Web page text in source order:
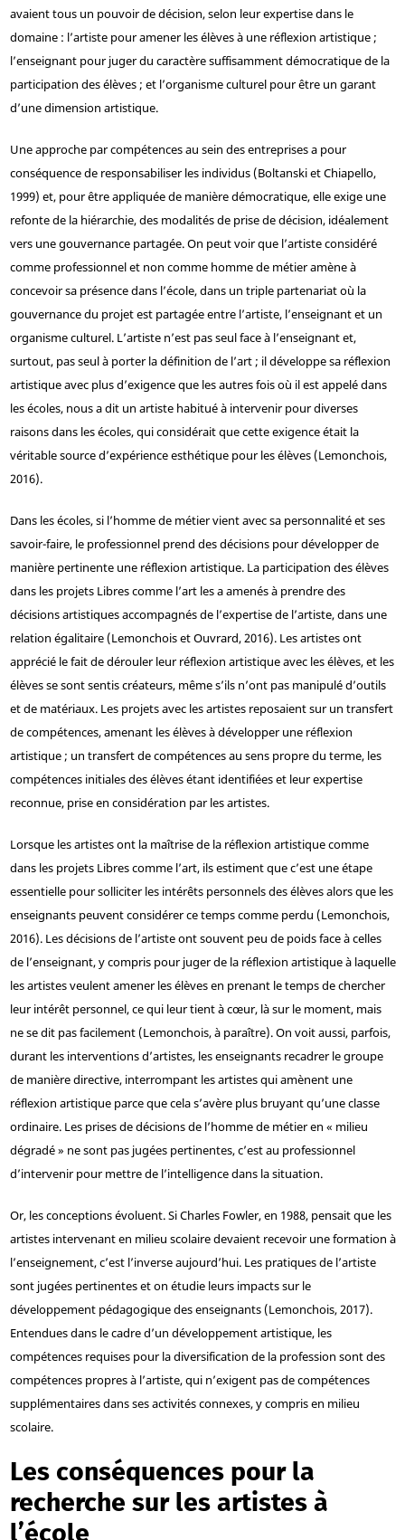
avaient tous un pouvoir de décision, selon leur expertise dans le
domaine : l’artiste pour amener les élèves à une réflexion artistique ;
l’enseignant pour juger du caractère suffisamment démocratique de la
participation des élèves ; et l’organisme culturel pour être un garant
d’une dimension artistique.
Une approche par compétences au sein des entreprises a pour
conséquence de responsabiliser les individus (Boltanski et Chiapello,
1999) et, pour être appliquée de manière démocratique, elle exige une
refonte de la hiérarchie, des modalités de prise de décision, idéalement
vers une gouvernance partagée. On peut voir que l’artiste considéré
comme professionnel et non comme homme de métier amène à
concevoir sa présence dans l’école, dans un triple partenariat où la
gouvernance du projet est partagée entre l’artiste, l’enseignant et un
organisme culturel. L’artiste n’est pas seul face à l’enseignant et,
surtout, pas seul à porter la définition de l’art ; il développe sa réflexion
artistique avec plus d’exigence que les autres fois où il est appelé dans
les écoles, nous a dit un artiste habitué à intervenir pour diverses
raisons dans les écoles, qui considérait que cette exigence était la
véritable source d’expérience esthétique pour les élèves (Lemonchois,
2016).
Dans les écoles, si l’homme de métier vient avec sa personnalité et ses
savoir-faire, le professionnel prend des décisions pour développer de
manière pertinente une réflexion artistique. La participation des élèves
dans les projets Libres comme l’art les a amenés à prendre des
décisions artistiques accompagnés de l’expertise de l’artiste, dans une
relation égalitaire (Lemonchois et Ouvrard, 2016). Les artistes ont
apprécié le fait de dérouler leur réflexion artistique avec les élèves, et les
élèves se sont sentis créateurs, même s’ils n’ont pas manipulé d’outils
et de matériaux. Les projets avec les artistes reposaient sur un transfert
de compétences, amenant les élèves à développer une réflexion
artistique ; un transfert de compétences au sens propre du terme, les
compétences initiales des élèves étant identifiées et leur expertise
reconnue, prise en considération par les artistes.
Lorsque les artistes ont la maîtrise de la réflexion artistique comme
dans les projets Libres comme l’art, ils estiment que c’est une étape
essentielle pour solliciter les intérêts personnels des élèves alors que les
enseignants peuvent considérer ce temps comme perdu (Lemonchois,
2016). Les décisions de l’artiste ont souvent peu de poids face à celles
de l’enseignant, y compris pour juger de la réflexion artistique à laquelle
les artistes veulent amener les élèves en prenant le temps de chercher
leur intérêt personnel, ce qui leur tient à cœur, là sur le moment, mais
ne se dit pas facilement (Lemonchois, à paraître). On voit aussi, parfois,
durant les interventions d’artistes, les enseignants recadrer le groupe
de manière directive, interrompant les artistes qui amènent une
réflexion artistique parce que cela s’avère plus bruyant qu’une classe
ordinaire. Les prises de décisions de l’homme de métier en « milieu
dégradé » ne sont pas jugées pertinentes, c’est au professionnel
d’intervenir pour mettre de l’intelligence dans la situation.
Or, les conceptions évoluent. Si Charles Fowler, en 1988, pensait que les
artistes intervenant en milieu scolaire devaient recevoir une formation à
l’enseignement, c’est l’inverse aujourd’hui. Les pratiques de l’artiste
sont jugées pertinentes et on étudie leurs impacts sur le
développement pédagogique des enseignants (Lemonchois, 2017).
Entendues dans le cadre d’un développement artistique, les
compétences requises pour la diversification de la profession sont des
compétences propres à l’artiste, qui n’exigent pas de compétences
supplémentaires dans ses activités connexes, y compris en milieu
scolaire.
Les conséquences pour la
recherche sur les artistes à
l’école